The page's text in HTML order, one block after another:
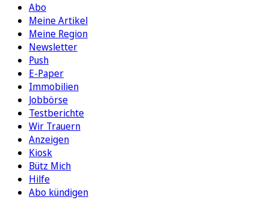
Abo
Meine Artikel
Meine Region
Newsletter
Push
E-Paper
Immobilien
Jobbörse
Testberichte
Wir Trauern
Anzeigen
Kiosk
Bütz Mich
Hilfe
Abo kündigen